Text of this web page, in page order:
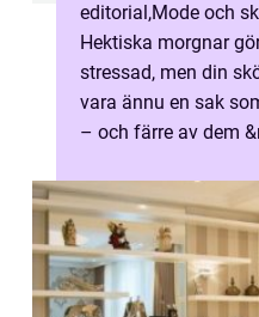
editorial,Mode och
Hektiska morgnar
stressad, men din
vara ännu en sak
– och färre av dem